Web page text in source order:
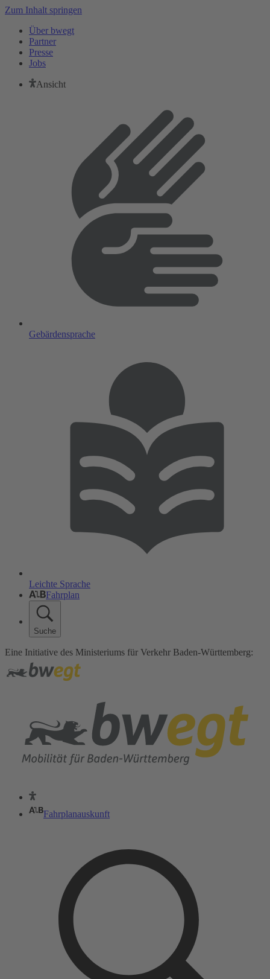
Zum Inhalt springen
Über bwegt
Partner
Presse
Jobs
Ansicht
Gebärdensprache
Leichte Sprache
Fahrplan
Suche
Eine Initiative des Ministeriums für Verkehr Baden-Württemberg:
Fahrplanauskunft